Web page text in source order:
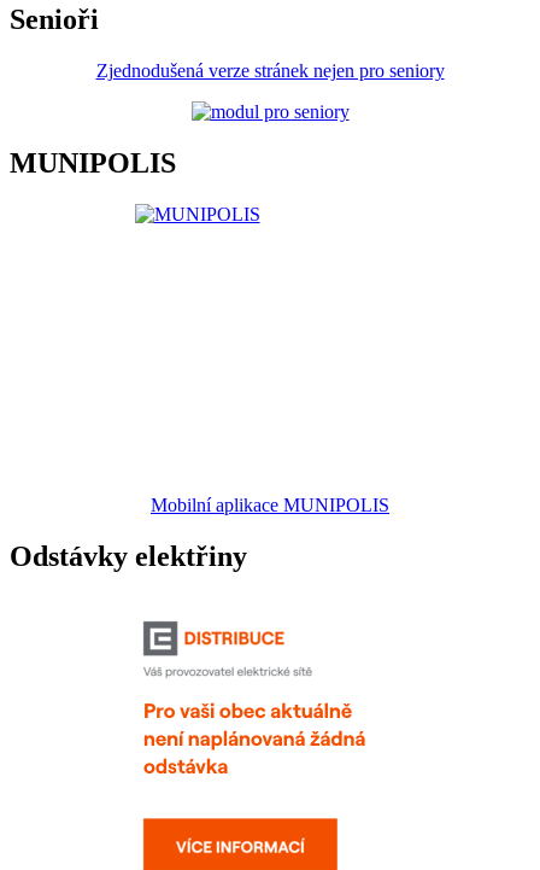
Senioři
Zjednodušená verze stránek nejen pro seniory
MUNIPOLIS
Mobilní aplikace MUNIPOLIS
Odstávky elektřiny